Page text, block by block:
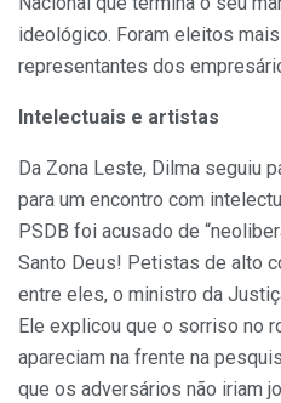
ideológico. Foram eleitos
representantes dos
Intelectuais e artistas
Da Zona Leste, Dilma seguiu
para um encontro com
PSDB foi acusado de
Santo Deus! Petistas de alto
entre eles, o ministro da
Ele explicou que o sorriso no
apareciam na frente na
que os adversários não iriam